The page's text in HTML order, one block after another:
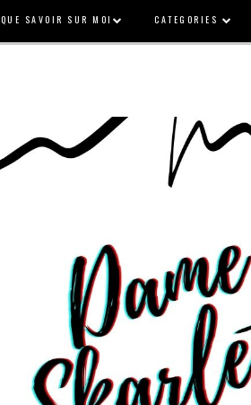
QUE SAVOIR SUR MOI CATEGORIES